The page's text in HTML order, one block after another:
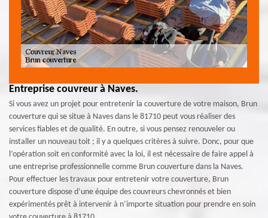
Entreprise couvreur à Naves.
Si vous avez un projet pour entretenir la couverture de votre maison, Brun
couverture qui se situe à Naves dans le 81710 peut vous réaliser des
services fiables et de qualité. En outre, si vous pensez renouveler ou
installer un nouveau toit ; il y a quelques critères à suivre. Donc, pour que
l’opération soit en conformité avec la loi, il est nécessaire de faire appel à
une entreprise professionnelle comme Brun couverture dans la Naves.
Pour effectuer les travaux pour entretenir votre couverture, Brun
couverture dispose d’une équipe des couvreurs chevronnés et bien
expérimentés prêt à intervenir à n’importe situation pour prendre en soin